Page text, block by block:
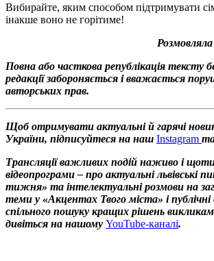
Вибирайте, яким способом підтримувати
інакше воно не горітиме!
Повна або часткова републікація тексту
редакції забороняється і вважається
авторських прав.
Щоб отримувати актуальні й гарячі
України, підписуйтеся на наш Instagram
Трансляції важливих подій наживо і
відеопрограми – про актуальні львівські
тижня» та інтелектуальні розмови на
теми у «Акцентах Твого міста» і публічні
спільного пошуку кращих рішень
дивіться на нашому YouTube-каналі.